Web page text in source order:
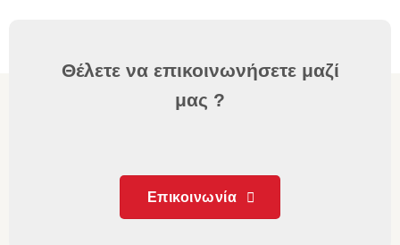
Θέλετε να επικοινωνήσετε μαζί
μας ?
Επικοινωνία